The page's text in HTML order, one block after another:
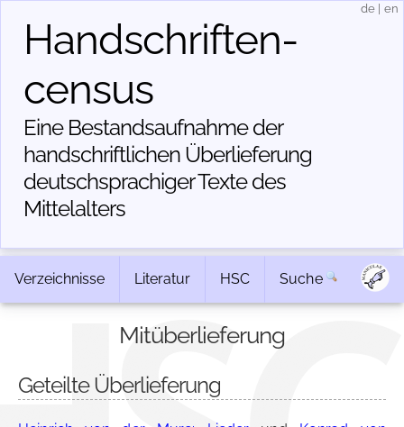
Handschriften­
census
Eine Bestandsaufnahme der
handschriftlichen Über­lieferung
deutschsprachiger Texte des
Mittelalters
de en
Verzeichnisse Literatur HSC Suche
Mitüberlieferung
Geteilte Überlieferung